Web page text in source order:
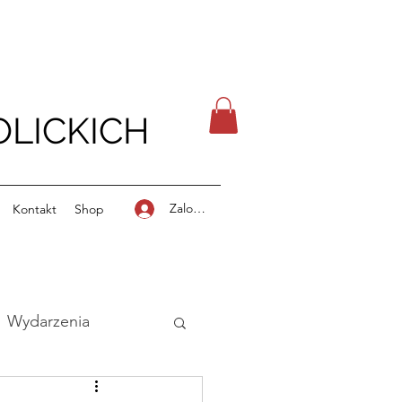
Kontakt Shop Zaloguj się
Wydarzenia